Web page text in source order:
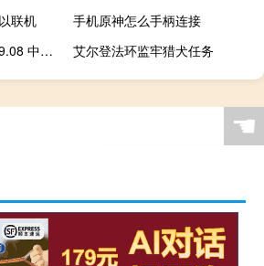
联机
手机原神怎么手柄连接
AMCap摄像头驱动 V9.08 中文汉化版（AMCap摄像头驱动 V9.08 中文汉化版功能简介）
艾尔登法环监牢猎犬任务
☚